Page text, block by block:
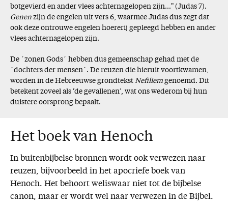
botgevierd en ander vlees achternagelopen zijn..." (Judas 7).
Genen zijn de engelen uit vers 6, waarmee Judas dus zegt dat
ook deze ontrouwe engelen hoererij gepleegd hebben en ander
vlees achternagelopen zijn.
De ´zonen Gods´ hebben dus gemeenschap gehad met de
´dochters der mensen´. De reuzen die hieruit voortkwamen,
worden in de Hebreeuwse grondtekst Nefiliem genoemd. Dit
betekent zoveel als ‘de gevallenen’, wat ons wederom bij hun
duistere oorsprong bepaalt.
Het boek van Henoch
In buitenbijbelse bronnen wordt ook verwezen naar
reuzen, bijvoorbeeld in het apocriefe boek van
Henoch. Het behoort weliswaar niet tot de bijbelse
canon, maar er wordt wel naar verwezen in de Bijbel.